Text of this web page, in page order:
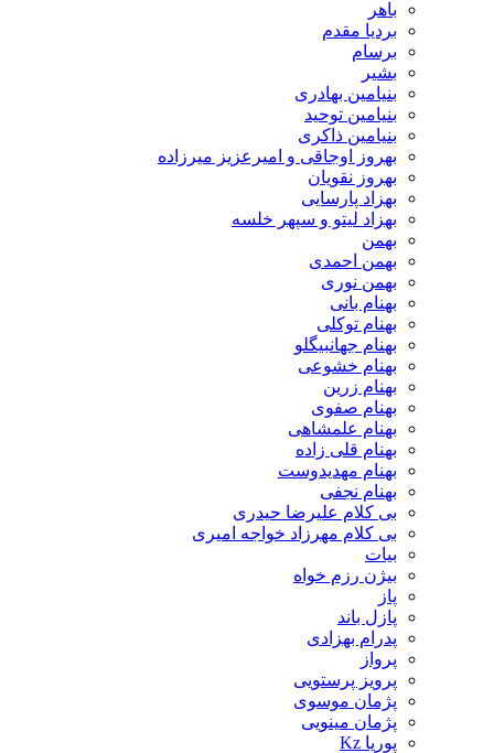
بردیا مقدم
بنیامین بهادری
بنیامین توحید
بنیامین ذاکری
بهروز اوجاقی و امیرعزیز میرزاده
بهروز نقویان
بهزاد پارسایی
بهزاد لیتو و سپهر خلسه
بهمن احمدی
بهمن نوری
بهنام بانی
بهنام توکلی
بهنام جهانبیگلو
بهنام خشوعی
بهنام زرین
بهنام صفوی
بهنام علمشاهی
بهنام قلی زاده
بهنام مهدیدوست
بهنام نجفی
بی کلام علیرضا حیدری
بی کلام مهرزاد خواجه امیری
بیژن رزم خواه
پازل باند
پدرام بهزادی
پرویز پرستویی
پژمان موسوی
پژمان مینویی